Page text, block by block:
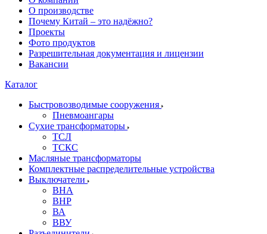
О производстве
Почему Китай – это надёжно?
Проекты
Фото продуктов
Разрешительная документация и лицензии
Вакансии
Каталог
Быстровозводимые сооружения
Пневмоангары
Сухие трансформаторы
ТСЛ
ТСКС
Масляные трансформаторы
Комплектные распределительные устройства
Выключатели
ВНА
ВНР
ВА
ВВУ